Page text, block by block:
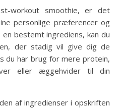
workout smoothie, er det
personlige præferencer og
bestemt ingrediens, kan du
der stadig vil give dig de
du har brug for mere protein,
eller æggehvider til din
af ingredienser i opskriften